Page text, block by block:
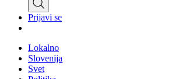
Prijavi se
Lokalno
Slovenija
Svet